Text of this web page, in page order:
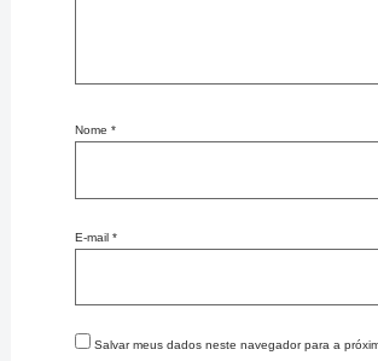
Nome *
E-mail *
Salvar meus dados neste navegador para a